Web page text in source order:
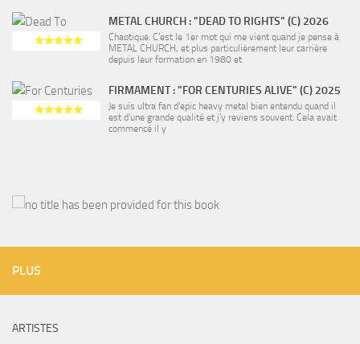
METAL CHURCH : "DEAD TO RIGHTS" (C) 2026
Chaotique. C’est le 1er mot qui me vient quand je pense à
METAL CHURCH, et plus particulièrement leur carrière
depuis leur formation en 1980 et
FIRMAMENT : "FOR CENTURIES ALIVE" (C) 2025
Je suis ultra fan d’epic heavy metal bien entendu quand il
est d’une grande qualité et j’y reviens souvent. Cela avait
commencé il y
PLUS
ARTISTES